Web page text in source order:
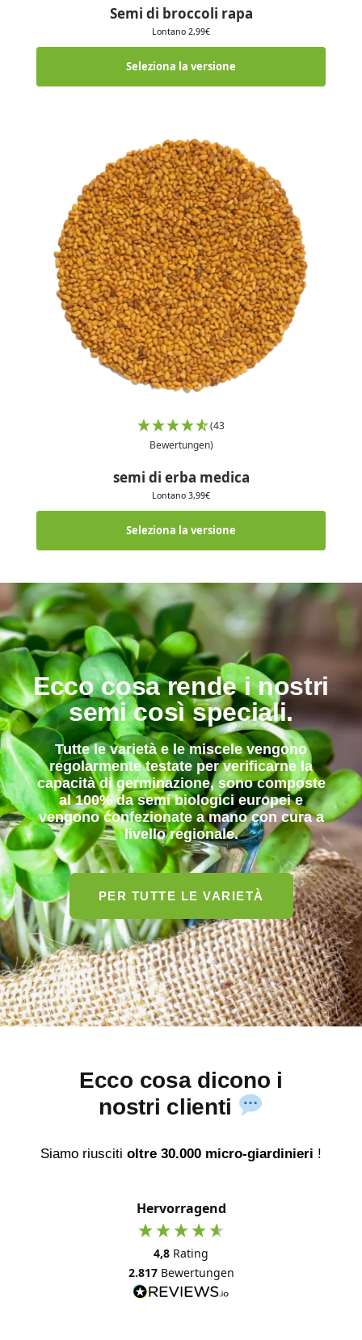
Semi di broccoli rapa
Lontano 2,99€
Seleziona la versione
(43
Bewertungen)
semi di erba medica
Lontano 3,99€
Seleziona la versione
Ecco cosa rende i nostri
semi così speciali.
Tutte le varietà e le miscele vengono
regolarmente testate per verificarne la
capacità di germinazione, sono composte
al 100% da semi biologici europei e
vengono confezionate a mano con cura a
livello regionale.
PER TUTTE LE VARIETÀ
Ecco cosa dicono i
nostri clienti
Siamo riusciti oltre 30.000 micro-giardinieri !
Hervorragend
4,8 Rating
2.817 Bewertungen